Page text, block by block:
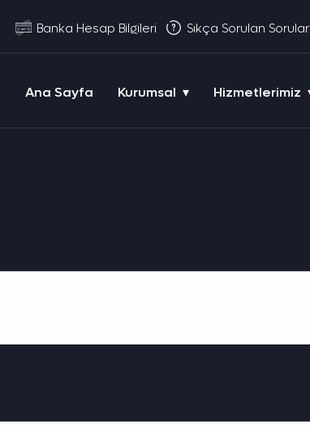
Banka Hesap Bilgileri Sıkça Sorulan Sorular
Ana Sayfa Kurumsal Hizmetlerimiz